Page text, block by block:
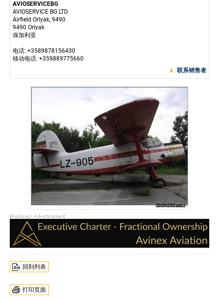
AVIOSERVICEBG
AVIOSERVICE BG LTD
Airfield Orlyak, 9490
9490 Orlyak
保加利亚
电话: +3589878156430
移动电话: +359889775660
联系销售者
回到列表
打印页面